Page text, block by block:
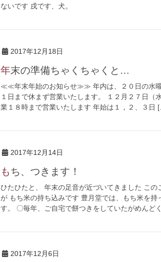
ないです 戌です、犬。
2017年12月18日
年末の準備ちゃくちゃくと…
≪≪年末年始のお知らせ≫≫ 年内は、２０日の水曜
１日まで休まず営業いたします。 １２月２７日（
業１８時まで営業いたします 年始は１，２、３日
2017年12月14日
もち、つきます！
ひたひたと、 年末の足音が近づいてきました こ
が もち米の持ち込みです 豊月堂では、もち米を
す。 〇毎年、ご自宅で餅つきをしていたがめんど
2017年12月6日